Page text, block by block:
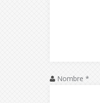
Nombre *